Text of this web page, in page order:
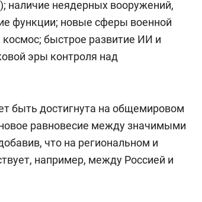
наличие неядерных вооружений,
функции; новые сферы военной
быстрое развитие ИИ и
эры контроля над
быть достигнута на общемировом
равновесие между значимыми
что на региональном и
например, между Россией и